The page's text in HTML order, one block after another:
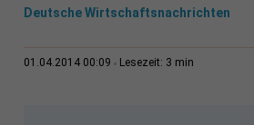
Deutsche Wirtschaftsnachrichten
01.04.2014 00:09 Lesezeit: 3 min